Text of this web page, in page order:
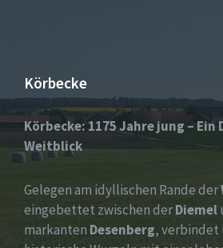
Körbecke
Körbecke: 1175 Jahre jung –
Weitblick
Gelegen am idyllischen Rande der
eingebettet zwischen derDiemel
markanten Desenberg, verbindet